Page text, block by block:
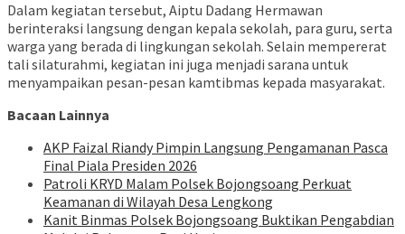
Dalam kegiatan tersebut, Aiptu Dadang Hermawan
berinteraksi langsung dengan kepala sekolah, para guru, serta
warga yang berada di lingkungan sekolah. Selain mempererat
tali silaturahmi, kegiatan ini juga menjadi sarana untuk
menyampaikan pesan-pesan kamtibmas kepada masyarakat.
Bacaan Lainnya
AKP Faizal Riandy Pimpin Langsung Pengamanan Pasca
Final Piala Presiden 2026
Patroli KRYD Malam Polsek Bojongsoang Perkuat
Keamanan di Wilayah Desa Lengkong
Kanit Binmas Polsek Bojongsoang Buktikan Pengabdian